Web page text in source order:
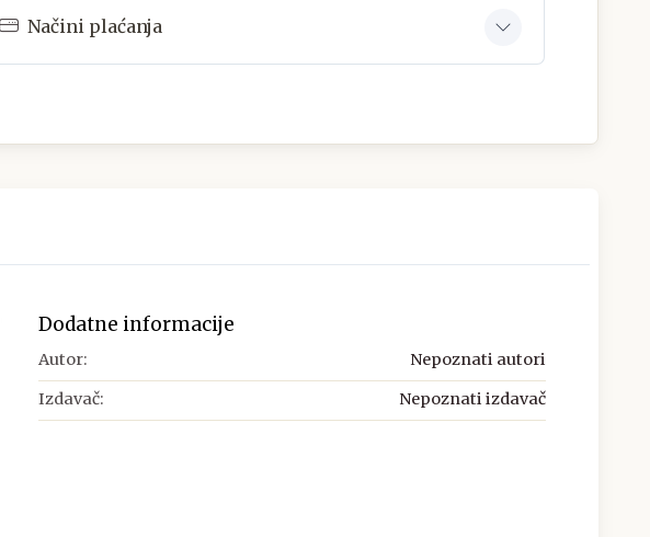
Načini plaćanja
Dodatne informacije
Autor: Nepoznati autori
Izdavač: Nepoznati izdavač